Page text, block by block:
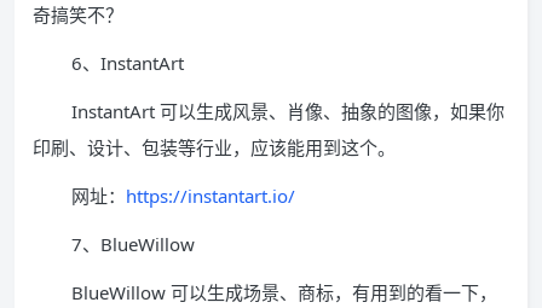
奇搞笑不？
6、InstantArt
InstantArt 可以生成风景、肖像、抽象的图像，如果你
印刷、设计、包装等行业，应该能用到这个。
网址： https://instantart.io/
7、BlueWillow
BlueWillow 可以生成场景、商标，有用到的看一下，